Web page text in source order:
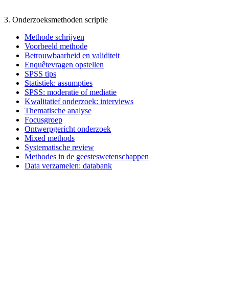
3. Onderzoeksmethoden scriptie
Methode schrijven
Voorbeeld methode
Betrouwbaarheid en validiteit
Enquêtevragen opstellen
SPSS tips
Statistiek: assumpties
SPSS: moderatie of mediatie
Kwalitatief onderzoek: interviews
Thematische analyse
Focusgroep
Ontwerpgericht onderzoek
Mixed methods
Systematische review
Methodes in de geesteswetenschappen
Data verzamelen: databank